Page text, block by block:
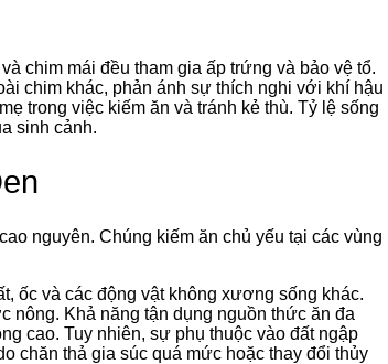
chim mái đều tham gia ấp trứng và bảo vệ tổ.
chim khác, phản ánh sự thích nghi với khí hậu
trong việc kiếm ăn và tránh kẻ thù. Tỷ lệ sống
sinh cảnh.
nguyên. Chúng kiếm ăn chủ yếu tại các vùng
ốc và các động vật không xương sống khác.
nông. Khả năng tận dụng nguồn thức ăn đa
cao. Tuy nhiên, sự phụ thuộc vào đất ngập
chăn thả gia súc quá mức hoặc thay đổi thủy